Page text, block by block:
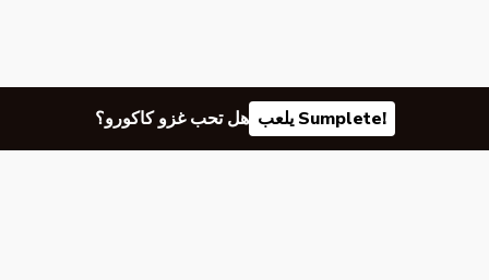
هل تحب غزو كاكورو؟ يلعب Sumplete!